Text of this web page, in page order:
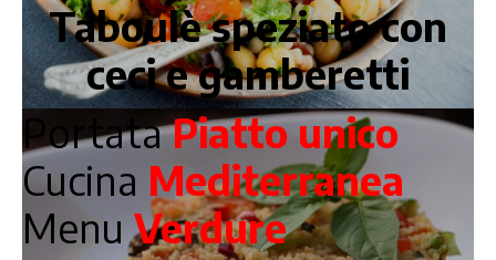
Taboulè speziato con
ceci e gamberetti
PortataPiatto unico
Cucina Mediterranea
MenuVerdure